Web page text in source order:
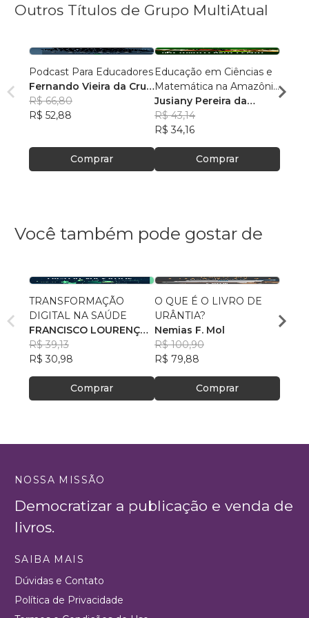
Outros Títulos de Grupo MultiAtual
Podcast Para Educadores
Fernando Vieira da Cruz
(Fernandinho Cruz)
R$ 66,80
R$ 52,88
Comprar
Educação em Ciências e
Matemática na Amazônia
Legal: Pesquisas e
Práticas Pedagógicas
Jusiany Pereira da
Cunha dos Santos
R$ 43,14
R$ 34,16
Comprar
Érica
Você também pode gostar de
TRANSFORMAÇÃO
DIGITAL NA SAÚDE
FRANCISCO LOURENÇO
DUARTE ARCE JUNIOR
R$ 39,13
R$ 30,98
Comprar
O QUE É O LIVRO DE
URÂNTIA?
Nemias F. Mol
R$ 100,90
R$ 79,88
Comprar
NOSSA MISSÃO
Democratizar a publicação e venda de
livros.
SAIBA MAIS
Dúvidas e Contato
Política de Privacidade